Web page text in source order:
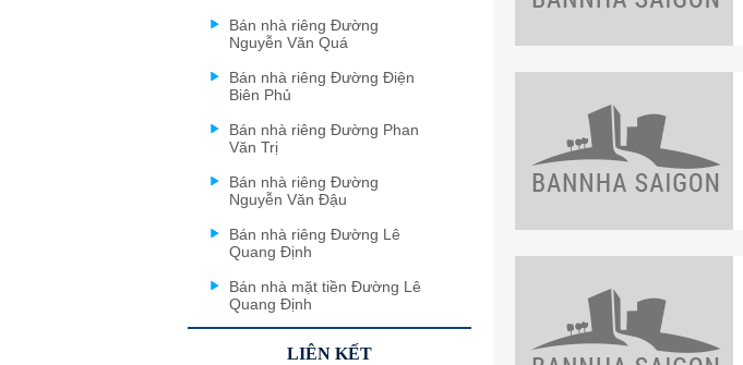
Bán nhà riêng Đường
Nguyễn Văn Quá
Bán nhà riêng Đường Điện
Biên Phủ
Bán nhà riêng Đường Phan
Văn Trị
Bán nhà riêng Đường
Nguyễn Văn Đậu
Bán nhà riêng Đường Lê
Quang Định
Bán nhà mặt tiền Đường Lê
Quang Định
LIÊN KẾT